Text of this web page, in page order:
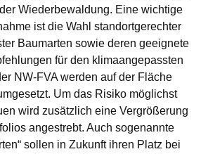
Wiederbewaldung. Eine wichtige
ist die Wahl standortgerechter
Baumarten sowie deren geeignete
für den klimaangepassten
NW-FVA werden auf der Fläche
Um das Risiko möglichst
wird zusätzlich eine Vergrößerung
angestrebt. Auch sogenannte
sollen in Zukunft ihren Platz bei